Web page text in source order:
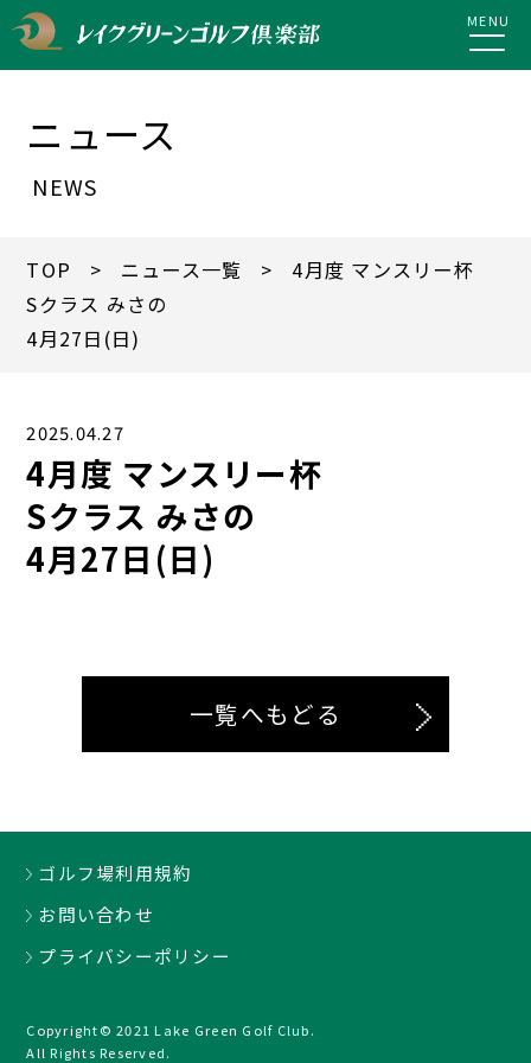
MENU
ニュース
NEWS
TOP > ニュース一覧
> 4月度 マンスリー杯
Sクラス みさの
4月27日(日)
2025.04.27
4月度 マンスリー杯
Sクラス みさの
4月27日(日)
一覧へもどる
ゴルフ場利用規約
お問い合わせ
プライバシーポリシー
Copyright© 2021 Lake Green Golf Club.
All Rights Reserved.